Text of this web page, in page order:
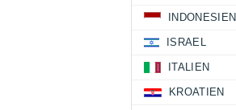
INDONESIEN
ISRAEL
ITALIEN
KROATIEN